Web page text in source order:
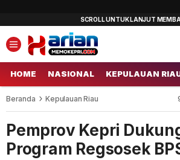
HOME NASIONAL KEPULAUAN
Beranda Kepulauan Riau
Pemprov Kepri
Program Regsosek